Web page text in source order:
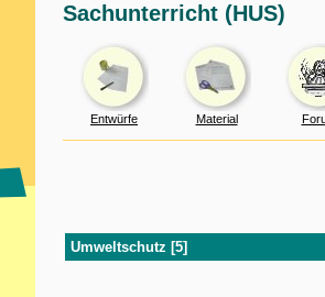
Sachunterricht (HUS)
Entwürfe Material
Umweltschutz [5]